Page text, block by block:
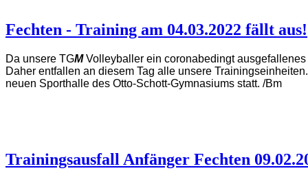
Fechten - Training am 04.03.2022 fällt aus!
Da unsere TGMVolleyballer ein coronabedingt
Daher entfallen an diesem Tag alle unsere
neuen Sporthalle des Otto-Schott-Gymnasiums statt. /Bm
Trainingsausfall Anfänger Fechten